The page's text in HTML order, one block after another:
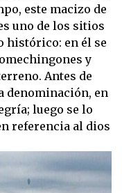
este macizo de
uno de los sitios
histórico: en él se
y
Antes de
denominación, en
luego se lo
referencia al dios